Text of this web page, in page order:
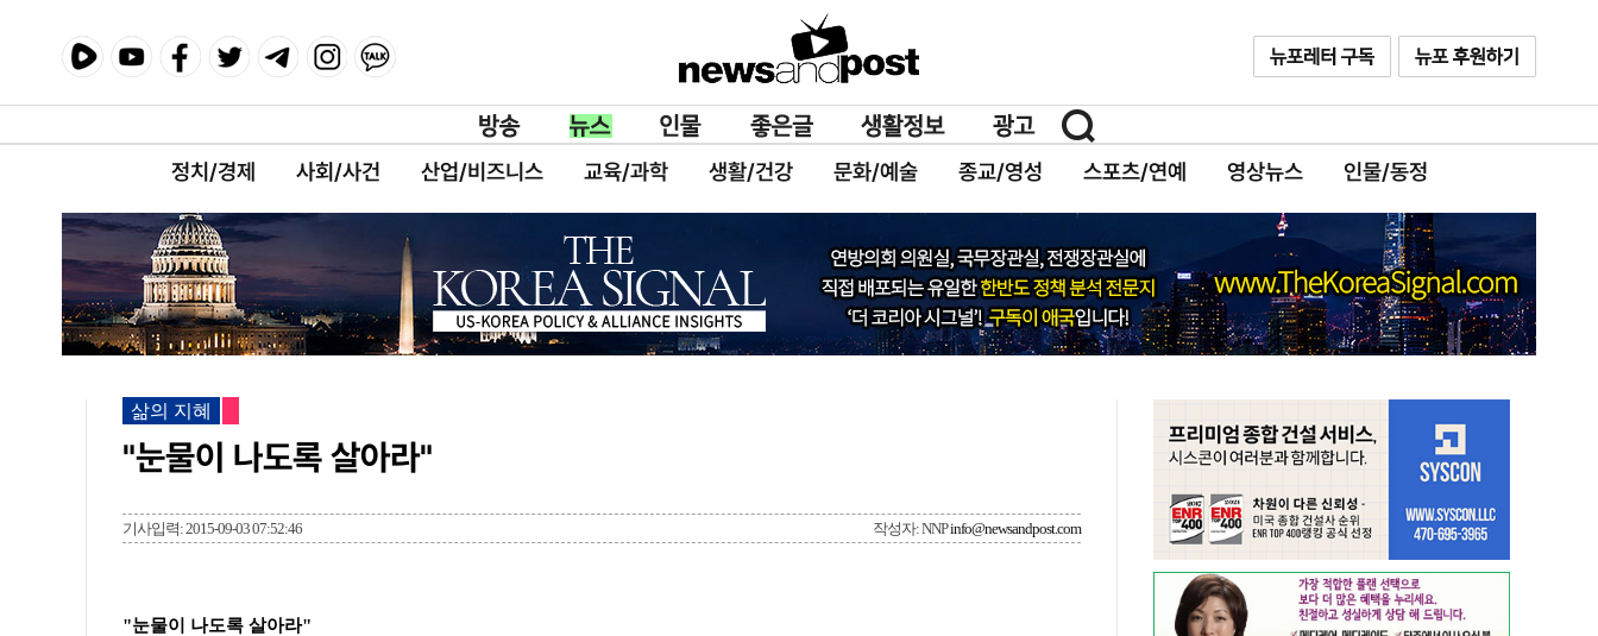
정치/경제 사회/사건 산업/비즈니스 교육/과학 생활/건강 문화/예술 종교/영성 스포츠/연예 영상뉴스 인물/동정
삶의 지혜
"눈물이 나도록 살아라"
기사입력: 2015-09-03 07:52:46 작성자: NNPinfo@newsandpost.com
"눈물이 나도록 살아라"